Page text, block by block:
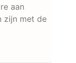
aan
zijn met de